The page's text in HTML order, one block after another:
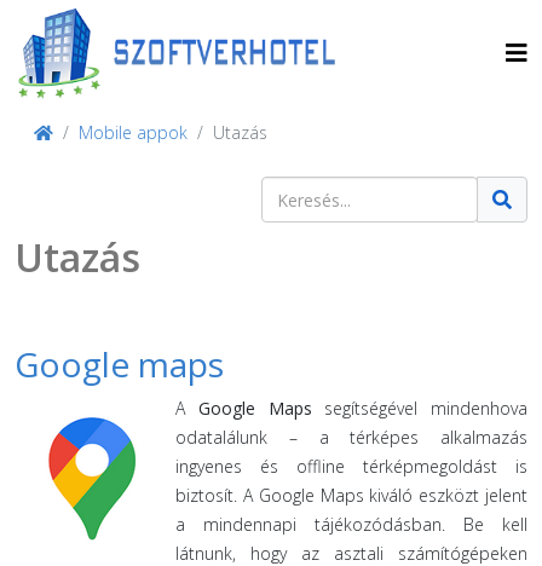
Mobile appok Utazás
Keresés
Utazás
Google maps
A Google Maps segítségével mindenhova
odatalálunk – a térképes alkalmazás
ingyenes és offline térképmegoldást is
biztosít. A Google Maps kiváló eszközt jelent
a mindennapi tájékozódásban. Be kell
látnunk, hogy az asztali számítógépeken